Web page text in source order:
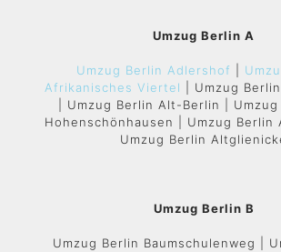
Umzug Berlin A
Umzug Berlin Adlershof
Afrikanisches Viertel
| Umzug
| Umzug Berlin Alt-Berlin |
Hohenschönhausen | Umzug Berlin
Umzug Berlin
Umzug Berlin B
Umzug Berlin Baumschulenweg |